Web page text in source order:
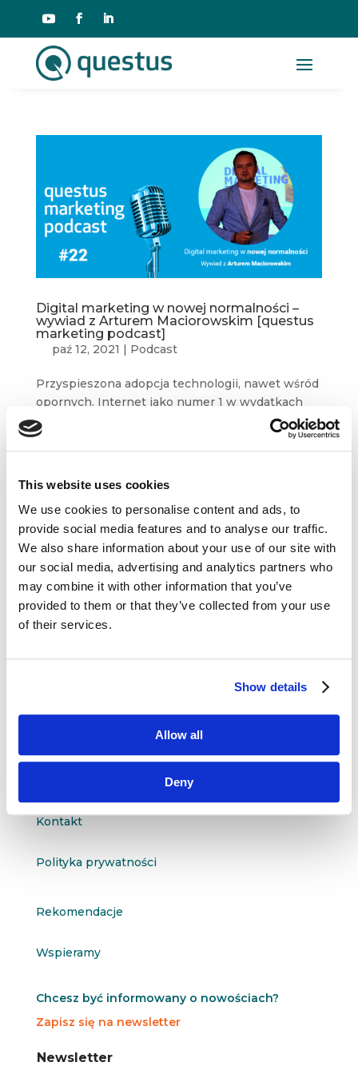
This website uses cookies
We use cookies to personalise content and ads, to
provide social media features and to analyse our traffic.
We also share information about your use of our site with
our social media, advertising and analytics partners who
may combine it with other information that you’ve
provided to them or that they’ve collected from your use
of their services.
Show details
Allow all
Deny
Digital marketing w nowej normalności –
wywiad z Arturem Maciorowskim [questus
marketing podcast]
paź 12, 2021 | Podcast
Przyspieszona adopcja technologii, nawet wśród
opornych. Internet jako numer 1 w wydatkach
na reklamę. Rosnąca siła mobile i martech –
o tym jak wygląda krajobraz po burzy, czyli
Dane kontaktowe
questus
Kontakt
Polityka prywatności
Rekomendacje
Wspieramy
Chcesz być informowany o nowościach?
Zapisz się na newsletter
N
N
Newsletter